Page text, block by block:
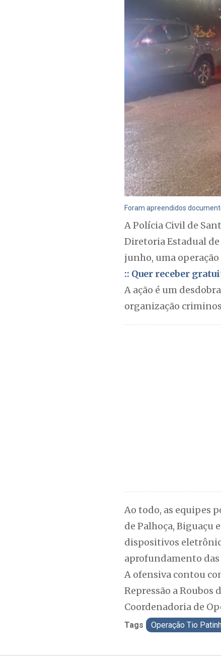
Foram apreendidos
A Polícia Civil de
Diretoria Estadual
junho, uma
:: Quer receber
A ação é um
organização
Ao todo, as equipes
de Palhoça, Biguaçu
dispositivos
aprofundamento
A ofensiva contou
Repressão a
Coordenadoria de
Tags Operação Tio